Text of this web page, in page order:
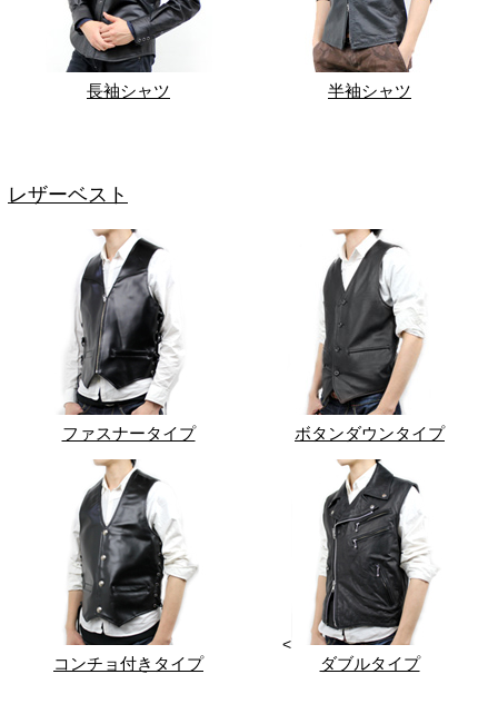
長袖シャツ 半袖シャツ
レザーベスト
ファスナータイプ ボタンダウンタイプ
コンチョ付きタイプ
<
ダブルタイプ